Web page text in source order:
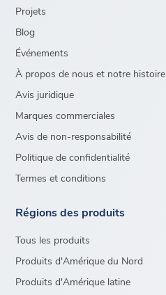
Projets
Blog
Événements
À propos de nous et notre histoire
Avis juridique
Marques commerciales
Avis de non-responsabilité
Politique de confidentialité
Termes et conditions
Régions des produits
Tous les produits
Produits d'Amérique du Nord
Produits d'Amérique latine